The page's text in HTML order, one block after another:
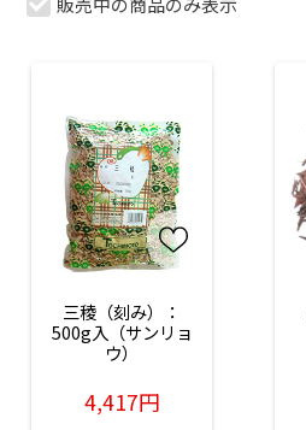
三稜（刻み）：
500g入（サンリョ
ウ）
4,417円